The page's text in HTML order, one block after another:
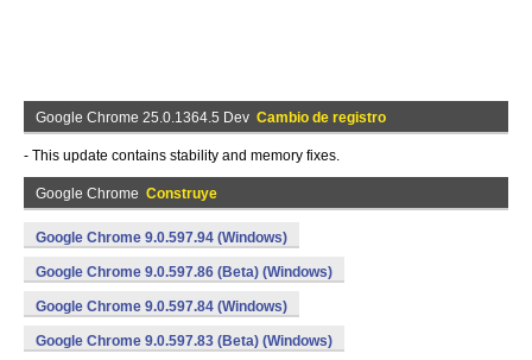
Google Chrome 25.0.1364.5 Dev Cambio de registro
- This update contains stability and memory fixes.
Google Chrome Construye
Google Chrome 9.0.597.94 (Windows)
Google Chrome 9.0.597.86 (Beta) (Windows)
Google Chrome 9.0.597.84 (Windows)
Google Chrome 9.0.597.83 (Beta) (Windows)